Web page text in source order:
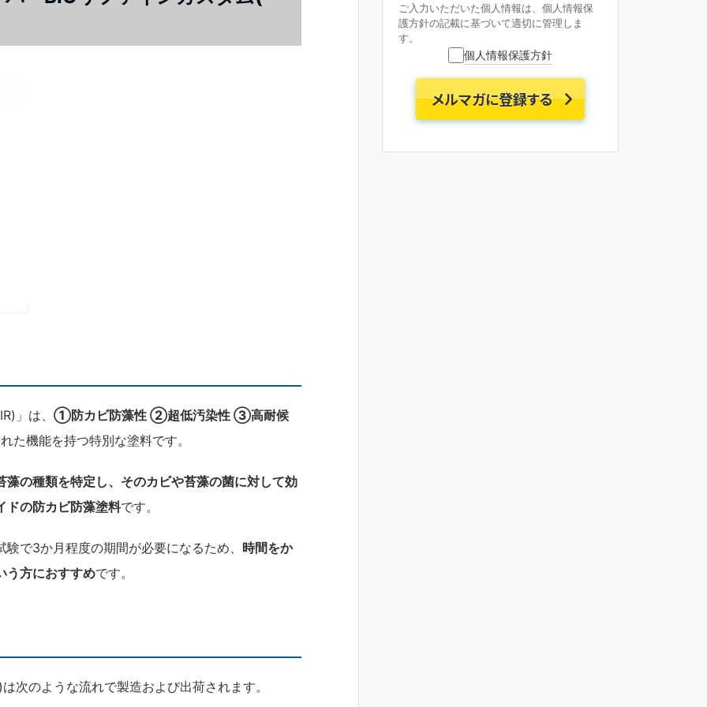
」は、 ①防カビ防藻性 ②超低汚染性 ③高耐候
た機能を持つ特別な塗料です。
藻の種類を特定し、そのカビや苔藻の菌に対して効
ドの防カビ防藻塗料です。
で3か月程度の期間が必要になるため、 時間をか
う方におすすめです。
次のような流れで製造および出荷されます。
ご入力いただいた個人情報は、個人情報保
護方針の記載に基づいて適切に管理しま
す。
個人情報保護方針